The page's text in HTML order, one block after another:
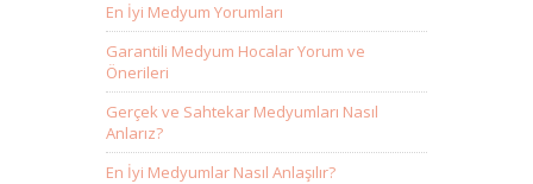
En İyi Medyum Yorumları
Garantili Medyum Hocalar Yorum ve
Önerileri
Gerçek ve Sahtekar Medyumları Nasıl
Anlarız?
En İyi Medyumlar Nasıl Anlaşılır?